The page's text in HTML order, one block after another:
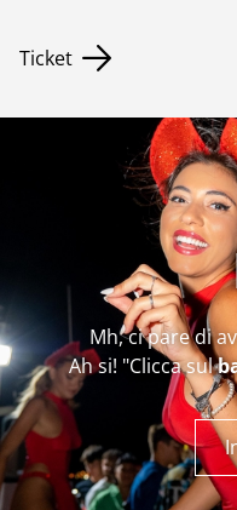
Ticket
Mh, ci pare di
Ah si! "Clicca sul